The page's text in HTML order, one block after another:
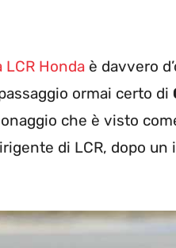
LCR Honda è davvero
ormai certo di
che è visto
di LCR, dopo